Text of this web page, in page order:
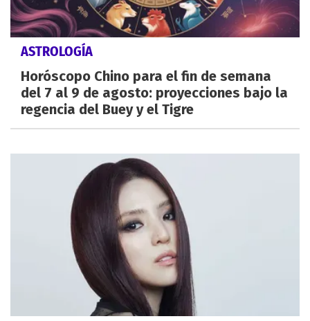
ASTROLOGÍA
Horóscopo Chino para el fin de semana
del 7 al 9 de agosto: proyecciones bajo la
regencia del Buey y el Tigre